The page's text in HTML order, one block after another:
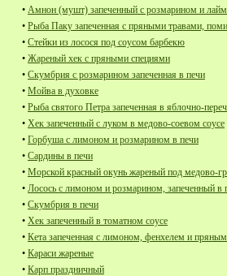
• Амнон (мушт) запеченный с розмарином и
• Рыба Паку запеченная с пряными травами,
• Стейки из лосося под соусом барбекю
• Жареный хек с пряными специями
• Скумбрия с розмарином запеченная в печи
• Мойва в духовке
• Рыба святого Петра запеченная в яблочно-
• Хек запеченный с луком в медово-соевом соусе
• Горбуша с лимоном и розмарином в печи
• Сардины в печи
• Морской красный окунь жареный под медово-
• Лосось с лимоном и розмарином, запеченный в
• Скумбрия в печи
• Хек запеченный в томатном соусе
• Кета запеченная с лимоном, фенхелем и
• Караси жареные
• Карп праздничный